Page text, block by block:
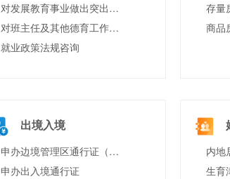
对发展教育事业做出突出贡献的奖励
对班主任及其他德育工作先进集体和先进个人等表彰
就业政策法规咨询
存量
商品
出境入境
申办边境管理区通行证（含边境特别管理区通行证）
申办出入境通行证
内地
生育